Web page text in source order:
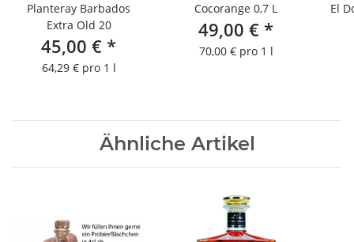
Planteray Barbados
Extra Old 20
45,00 € *
64,29 € pro 1 l
Cocorange 0,7 L
49,00 € *
70,00 € pro 1 l
El
Ähnliche Artikel